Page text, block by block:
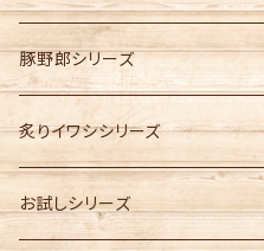
豚野郎シリーズ
炙りイワシシリーズ
お試しシリーズ